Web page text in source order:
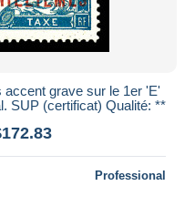
grave sur le 1er 'E'
SUP (certificat) Qualité: **
Professional